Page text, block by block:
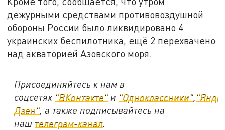
дежурными средствами противовоздушной
обороны России было ликвидировано 4
украинских беспилотника, ещё 2 перехвачено
над акваторией Азовского моря.
Присоединяйтесь к нам в
соцсетях "ВКонтакте" и "Одноклассники",
Дзен", а также подписывайтесь на
наш телеграм-канал.